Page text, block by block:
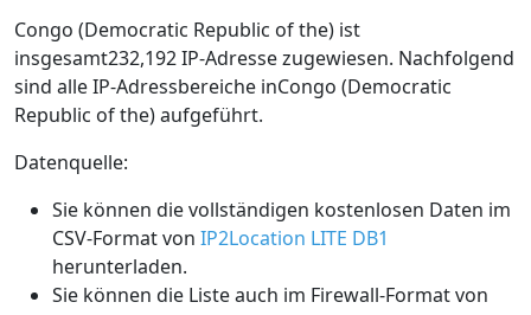
Congo (Democratic Republic of the) ist
insgesamt232,192 IP-Adresse zugewiesen. Nachfolgend
sind alle IP-Adressbereiche inCongo (Democratic
Republic of the) aufgeführt.
Datenquelle:
Sie können die vollständigen kostenlosen Daten im
CSV-Format von IP2Location LITE DB1
herunterladen.
Sie können die Liste auch im Firewall-Format von